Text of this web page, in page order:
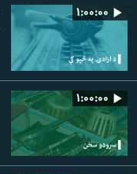
۱:۰۰:۰۰
۱:۰۰:۰۰